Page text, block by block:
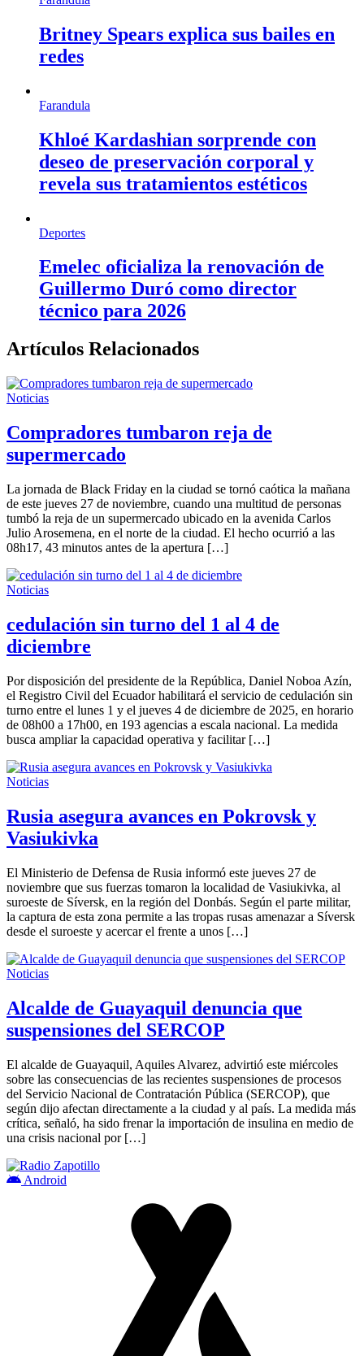
Britney Spears explica sus bailes en
redes
Farandula
Khloé Kardashian sorprende con
deseo de preservación corporal y
revela sus tratamientos estéticos
Deportes
Emelec oficializa la renovación de
Guillermo Duró como director
técnico para 2026
Artículos Relacionados
Noticias
Compradores tumbaron reja de
supermercado
La jornada de Black Friday en la ciudad se tornó caótica la mañana
de este jueves 27 de noviembre, cuando una multitud de personas
tumbó la reja de un supermercado ubicado en la avenida Carlos
Julio Arosemena, en el norte de la ciudad. El hecho ocurrió a las
08h17, 43 minutos antes de la apertura […]
Noticias
cedulación sin turno del 1 al 4 de
diciembre
Por disposición del presidente de la República, Daniel Noboa Azín,
el Registro Civil del Ecuador habilitará el servicio de cedulación sin
turno entre el lunes 1 y el jueves 4 de diciembre de 2025, en horario
de 08h00 a 17h00, en 193 agencias a escala nacional. La medida
busca ampliar la capacidad operativa y facilitar […]
Noticias
Rusia asegura avances en Pokrovsk y
Vasiukivka
El Ministerio de Defensa de Rusia informó este jueves 27 de
noviembre que sus fuerzas tomaron la localidad de Vasiukivka, al
suroeste de Síversk, en la región del Donbás. Según el parte militar,
la captura de esta zona permite a las tropas rusas amenazar a Síversk
desde el suroeste y acercar el frente a unos […]
Noticias
Alcalde de Guayaquil denuncia que
suspensiones del SERCOP
El alcalde de Guayaquil, Aquiles Alvarez, advirtió este miércoles
sobre las consecuencias de las recientes suspensiones de procesos
del Servicio Nacional de Contratación Pública (SERCOP), que
según dijo afectan directamente a la ciudad y al país. La medida más
crítica, señaló, ha sido frenar la importación de insulina en medio de
una crisis nacional por […]
Android